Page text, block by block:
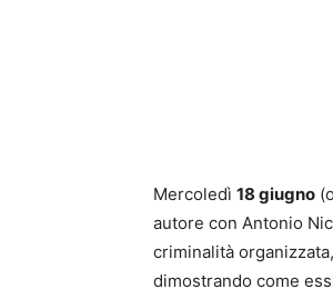
Mercoledì 18 giugno
autore con Antonio
criminalità
dimostrando come